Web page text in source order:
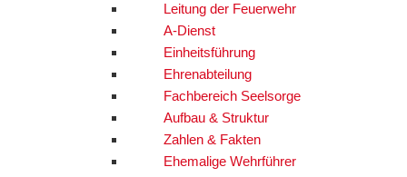
Leitung der Feuerwehr
A-Dienst
Einheitsführung
Ehrenabteilung
Fachbereich Seelsorge
Aufbau & Struktur
Zahlen & Fakten
Ehemalige Wehrführer